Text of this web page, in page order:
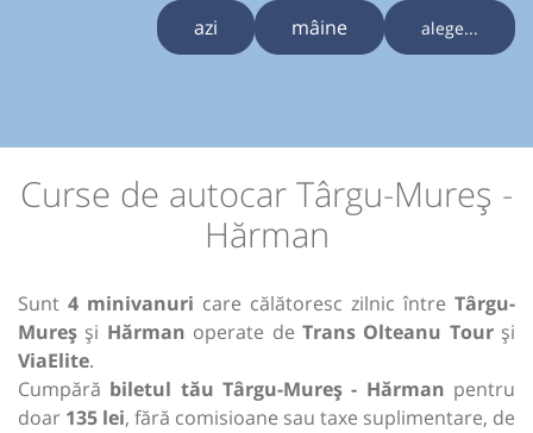
azi mâine alege...
Curse de autocar Târgu-Mureș -
Hărman
Sunt 4 minivanuri care călătoresc zilnic între Târgu-
Mureș și Hărman operate de Trans Olteanu Tourși
ViaElite.
Cumpără biletul tău Târgu-Mureș - Hărman pentru
doar 135 lei, fără comisioane sau taxe suplimentare, de